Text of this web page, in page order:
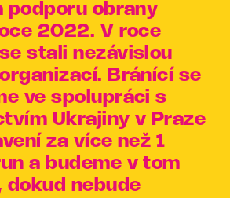
podporu obrany
2022. V roce
stali nezávislou
Bránící se
ve spolupráci s
Ukrajiny v Praze
za více než 1
a budeme v tom
dokud nebude